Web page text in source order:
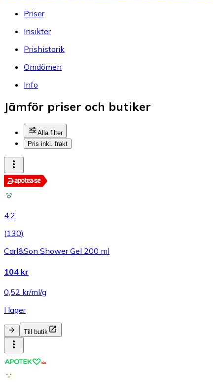
Priser
Insikter
Prishistorik
Omdömen
Info
Jämför priser och butiker
Alla filter
Pris inkl. frakt
4.2
(130)
Carl&Son Shower Gel 200 ml
104 kr
0,52 kr/ml/g
I lager
Till butik